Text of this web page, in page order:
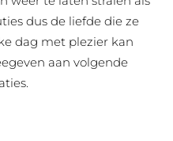
dus de liefde die ze
dag met plezier kan
aan volgende